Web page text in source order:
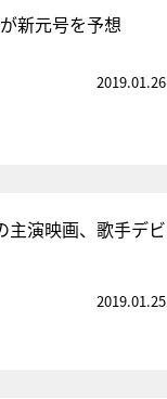
新元号を予想
2019.01.26
主演映画、歌手デビ
2019.01.25